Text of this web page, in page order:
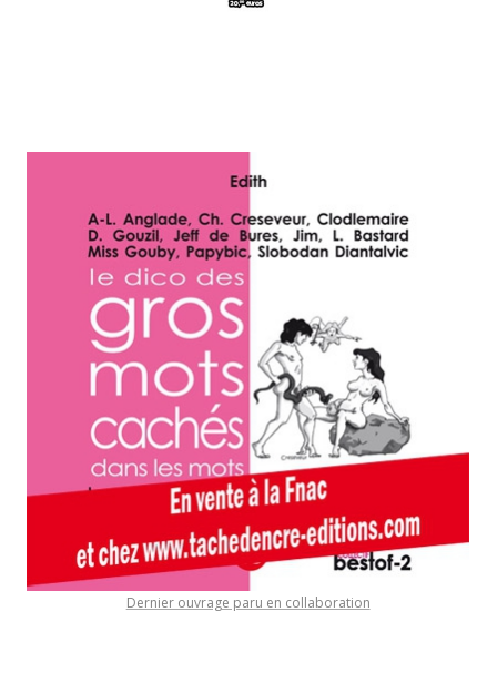
Dernier ouvrage paru en collaboration